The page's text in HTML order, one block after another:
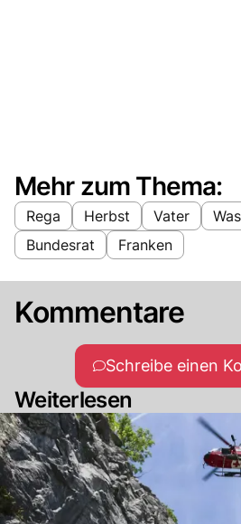
Mehr zum Thema:
Rega Herbst Vater
Bundesrat
Franken
Kommentare
Schreibe einen
Weiterlesen